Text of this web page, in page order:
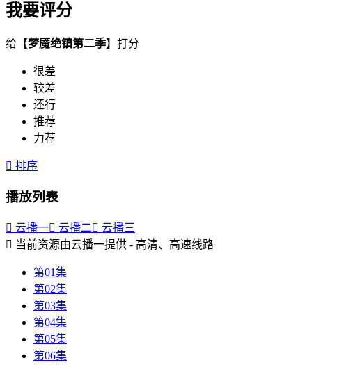
我要评分
给【梦魇绝镇第二季】打分
很差
较差
还行
推荐
力荐
 排序
播放列表
 云播一 云播二 云播三
 当前资源由云播一提供 - 高清、高速线路
第01集
第02集
第03集
第04集
第05集
第06集